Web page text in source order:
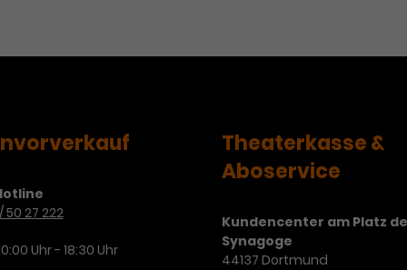
Analytics gesendet. Solange es gesetzt
Google / DoubleClick
Laufzeit
Dieses Cookie dient der Anzeige
personalisierter Werbung und misst die
50 27 222
Uhr - 18:30 Uhr
Theaterkasse &
Aboservice
Kundencenter am Platz
Synagoge
44137 Dortmund